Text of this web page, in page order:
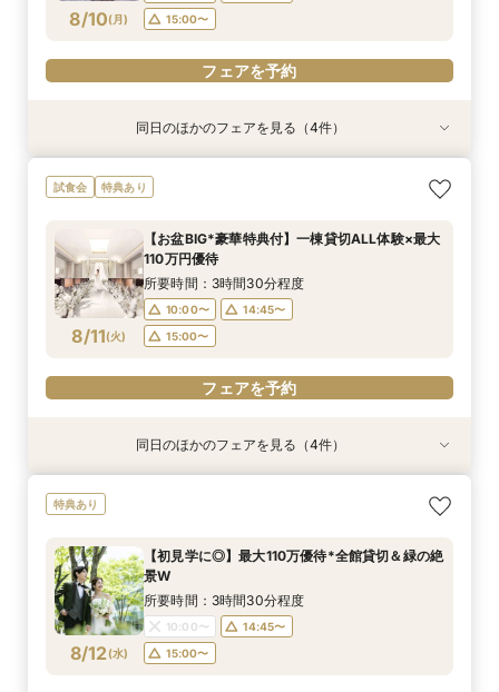
フェアを予約
フェアを予約
フェアを予約
8/10(月)
15:00〜
フェアを予約
8/10(月)
【比較検討におすすめ】1棟貸切体験×緑溢れる開
放テラス
10:00〜
15:00〜
フェアを予約
8/10(月)
【初見学◎】ファーストステップ相談×全館貸切
W
10:00〜
15:00〜
フェアを予約
8/10(月)
＼主役級の花嫁体験／純白チャペル×大階段×1棟
貸切邸宅W
10:00〜
15:00〜
フェアを予約
特典あり
8/10(月)
【お盆BIG*豪華特典付】一棟貸切ALL体験×最大
110万円優待
10:00〜
15:00〜
フェアを予約
同日のほかのフェアを見る（4件）
試食会 特典あり
8/11(火)
【お盆BIG*豪華特典付】一棟貸切ALL体験×最大
110万円優待
所要時間：3時間30分程度
10:00〜
14:45〜
15:00〜
フェアを予約
8/11(火)
【比較検討におすすめ】1棟貸切体験×緑溢れる開
10:00〜
15:00〜
フェアを予約
特典あり
8/11(火)
【美食でおもてなし◎】黒毛和牛フィレ試食×上
10:00〜
15:00〜
フェアを予約
8/11(火)
【初見学に◎】最大110万優待*全館貸切＆緑の絶
10:00〜
15:00〜
フェアを予約
8/11(火)
チャペルリニューアル記念*ドレス特典付*1棟貸
10:00〜
15:00〜
フェアを予約
同日のほかのフェアを見る（4件）
特典あり
8/12(水)
【初見学に◎】最大110万優待*全館貸切＆緑の絶
景W
所要時間：3時間30分程度
10:00〜
14:45〜
15:00〜